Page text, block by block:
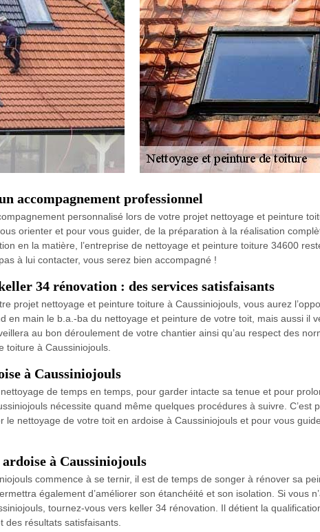
accompagnement professionnel
personnalisé lors de votre projet nettoyage et peinture
orienter et pour vous guider, de la préparation à la réalisation
en la matière, l’entreprise de nettoyage et peinture toiture 34600
à lui contacter, vous serez bien accompagné !
34 rénovation : des services satisfaisants
projet nettoyage et peinture toiture à Caussiniojouls, vous aurez
en main le b.a.-ba du nettoyage et peinture de votre toit, mais aussi il
au bon déroulement de votre chantier ainsi qu’au respect des
toiture à Caussiniojouls.
à Caussiniojouls
de temps en temps, pour garder intacte sa tenue et pour
nécessite quand même quelques procédures à suivre. C’est
nettoyage de votre toit en ardoise à Caussiniojouls et pour vous
à Caussiniojouls
commence à se ternir, il est de temps de songer à rénover sa
également d’améliorer son étanchéité et son isolation. Si vous
tournez-vous vers keller 34 rénovation. Il détient la
résultats satisfaisants.